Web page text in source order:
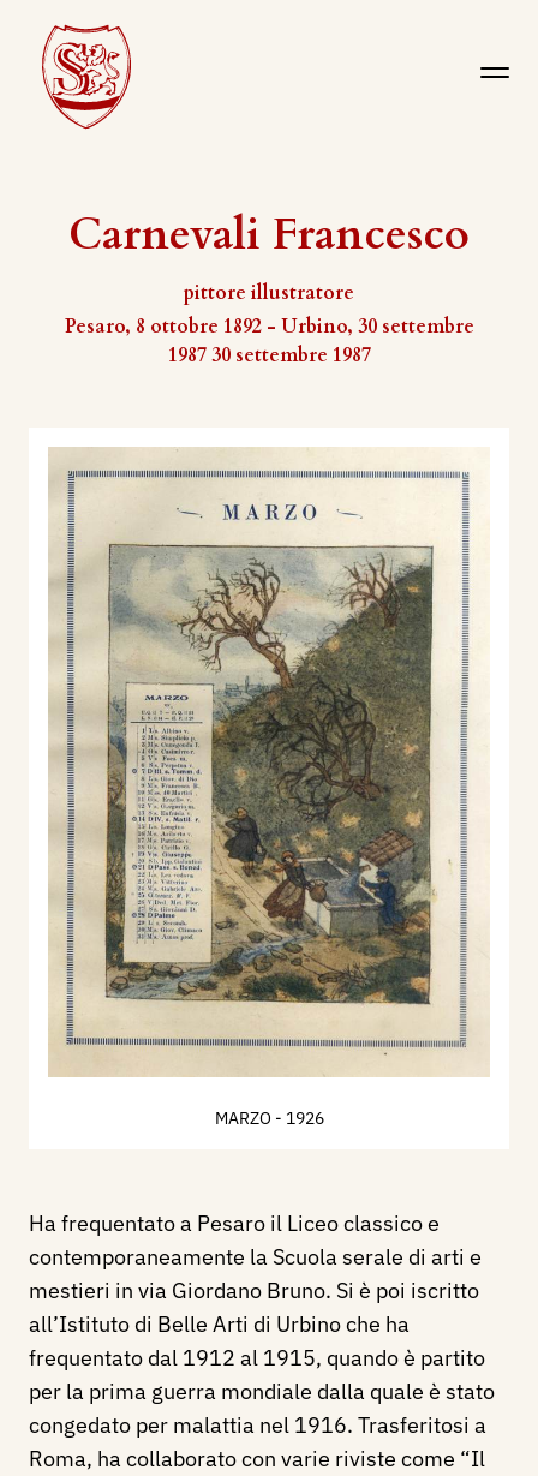
Carnevali Francesco
pittore illustratore
Pesaro, 8 ottobre 1892 - Urbino, 30 settembre
1987 30 settembre 1987
MARZO - 1926
Ha frequentato a Pesaro il Liceo classico e
contemporaneamente la Scuola serale di arti e
mestieri in via Giordano Bruno. Si è poi iscritto
all’Istituto di Belle Arti di Urbino che ha
frequentato dal 1912 al 1915, quando è partito
per la prima guerra mondiale dalla quale è stato
congedato per malattia nel 1916. Trasferitosi a
Roma, ha collaborato con varie riviste come “Il